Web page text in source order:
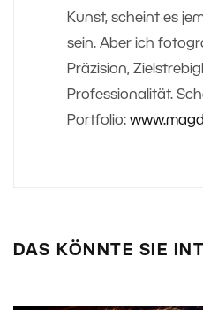
Kunst, scheint es
sein. Aber ich
Präzision,
Professionalität.
Portfolio:
DAS KÖNNTE SIE